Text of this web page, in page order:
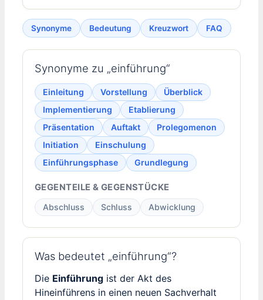
Synonyme Bedeutung Kreuzwort FAQ
Synonyme zu „einführung“
Einleitung Vorstellung
Überblick
Implementierung
Etablierung
Präsentation
Auftakt
Prolegomenon
Initiation
Einschulung
Einführungsphase
Grundlegung
GEGENTEILE & GEGENSTÜCKE
Abschluss Schluss Abwicklung
Was bedeutet „einführung“?
Die Einführung ist der Akt des
Hineinführens in einen neuen Sachverhalt